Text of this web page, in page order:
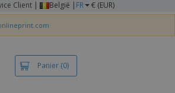
Client | België | FR € (EUR)
Panier (0)